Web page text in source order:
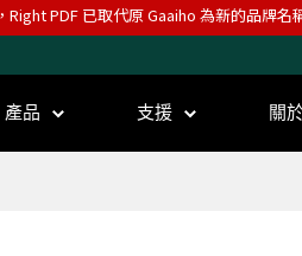
PDF 已取代原 Gaaiho 為新的品牌名
產品 支援 關